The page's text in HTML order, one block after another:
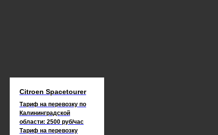
Citroen Spacetourer
Тариф на перевозку по
Калининградской
области: 2500 руб/час
Тариф на перевозку